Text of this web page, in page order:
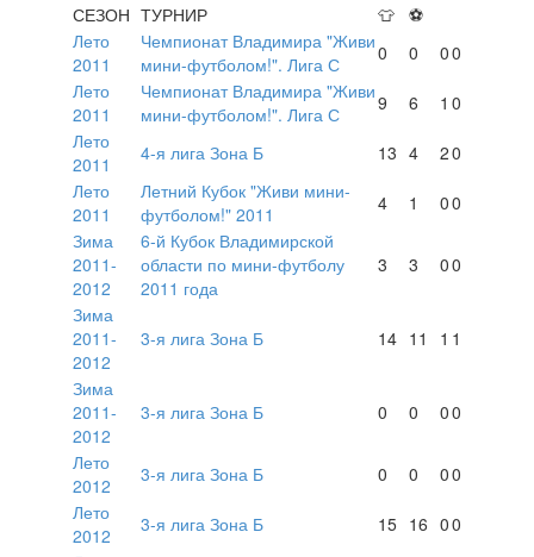
СЕЗОН ТУРНИР 👕 ⚽
Лето
2011
Чемпионат Владимира "Живи
мини-футболом!". Лига С
0 0 00
Лето
2011
Чемпионат Владимира "Живи
мини-футболом!". Лига С
9 6 1 0
Лето
2011
4-я лига Зона Б 13 4 20
Лето
2011
Летний Кубок "Живи мини-
футболом!" 2011
4 1 00
Зима
2011-
2012
6-й Кубок Владимирской
области по мини-футболу
2011 года
3 3 00
Зима
2011-
2012
3-я лига Зона Б 14 11 1 1
Зима
2011-
2012
3-я лига Зона Б 0 0 00
Лето
2012
3-я лига Зона Б 0 0 00
Лето
2012
3-я лига Зона Б 15 16 00